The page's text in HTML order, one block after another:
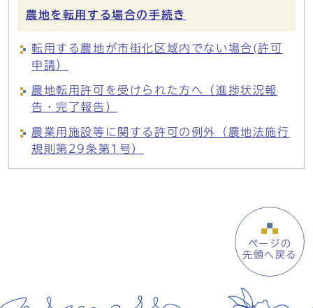
農地を転用する場合の手続き
転用する農地が市街化区域内でない場合(許可
申請）
農地転用許可を受けられた方へ（進捗状況報
告・完了報告）
農業用施設等に関する許可の例外（農地法施行
規則第29条第1号）
ページの
先頭へ戻る